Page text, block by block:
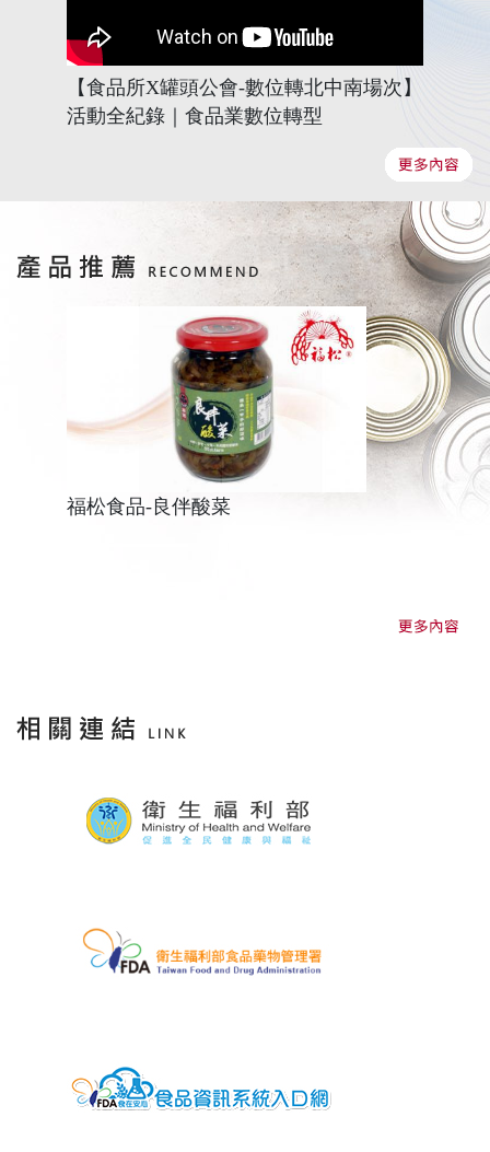
【食品所X罐頭公會-數位轉北中南場次】
活動全紀錄｜食品業數位轉型
福松食品-良伴酸菜
Previous Next